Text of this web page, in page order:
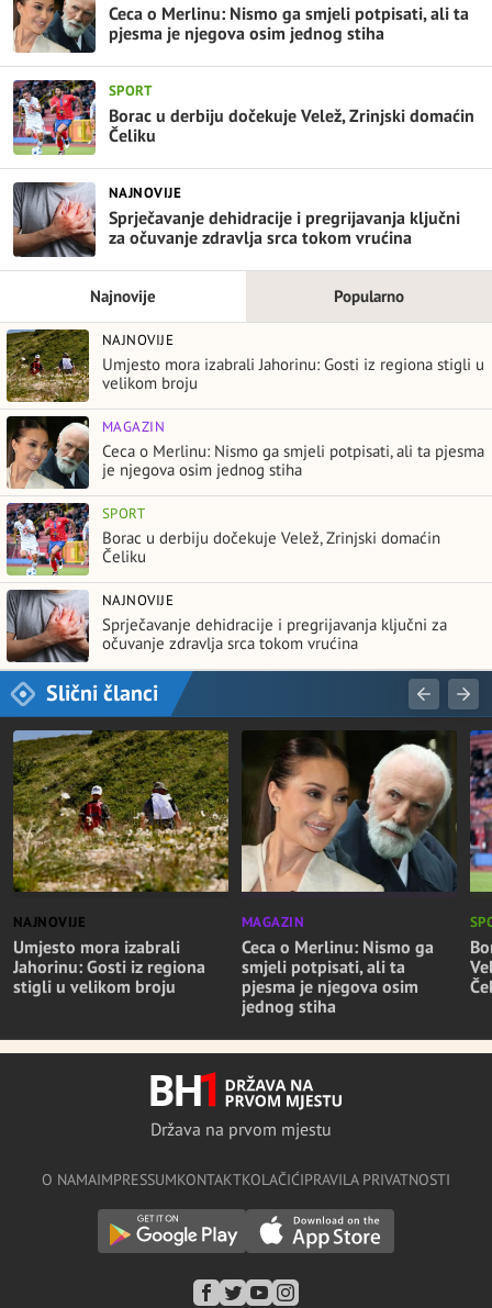
Ceca o Merlinu: Nismo ga smjeli potpisati, ali ta
pjesma je njegova osim jednog stiha
SPORT
Borac u derbiju dočekuje Velež, Zrinjski domaćin
Čeliku
NAJNOVIJE
Sprječavanje dehidracije i pregrijavanja ključni
za očuvanje zdravlja srca tokom vrućina
Najnovije Popularno
NAJNOVIJE
Umjesto mora izabrali Jahorinu: Gosti iz regiona stigli u
velikom broju
MAGAZIN
Ceca o Merlinu: Nismo ga smjeli potpisati, ali ta pjesma
je njegova osim jednog stiha
SPORT
Borac u derbiju dočekuje Velež, Zrinjski domaćin
Čeliku
NAJNOVIJE
Sprječavanje dehidracije i pregrijavanja ključni za
očuvanje zdravlja srca tokom vrućina
Slični članci
NAJNOVIJE
Umjesto mora izabrali
Jahorinu: Gosti iz regiona
stigli u velikom broju
MAGAZIN
Ceca o Merlinu: Nismo ga
smjeli potpisati, ali ta
pjesma je njegova osim
jednog stiha
Država na prvom mjestu
O NAMAIMPRESSUMKONTAKTKOLAČIĆIPRAVILA PRIVATNOSTI